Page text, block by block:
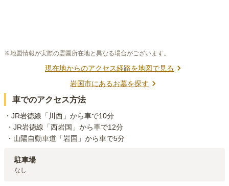
※地図情報が実際の霊園所在地と異なる場合がございます。
現在地からのアクセス経路を地図で見る
岩国市にあるお墓を探す
車でのアクセス方法
・JR岩徳線「川西」から車で10分
・山陽自動車道「岩国」から車で5分
駐車場
なし